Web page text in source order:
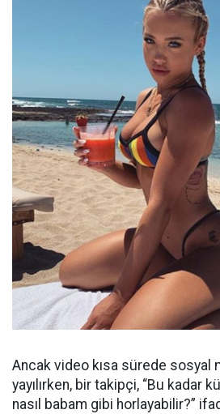
Ancak video kısa sürede sosyal
yayılırken, bir takipçi, “Bu kadar
nasıl babam gibi horlayabilir?”